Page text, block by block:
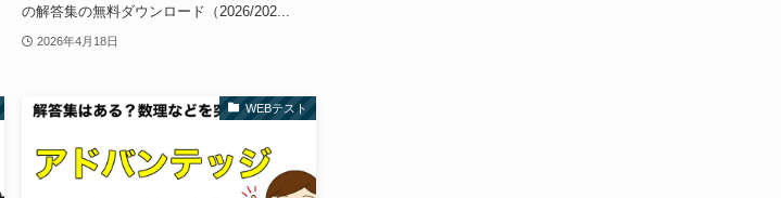
の解答集の無料ダウンロード（2026/202...
2026年4月18日
WEBテスト